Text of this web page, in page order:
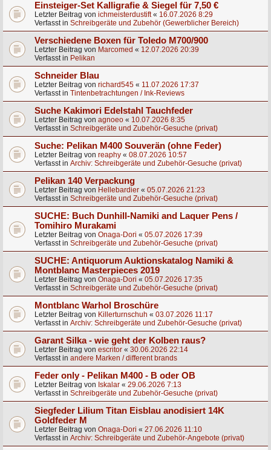
Einsteiger-Set Kalligrafie & Siegel für 7,50 €
Letzter Beitrag von ichmeisterdustift« 16.07.2026 8:29
Verfasst in Schreibgeräte und Zubehör (Gewerblicher Bereich)
Verschiedene Boxen für Toledo M700/900
Letzter Beitrag von Marcomed « 12.07.2026 20:39
Verfasst in Pelikan
Schneider Blau
Letzter Beitrag von richard545 « 11.07.2026 17:37
Verfasst in Tintenbetrachtungen / Ink-Reviews
Suche Kakimori Edelstahl Tauchfeder
Letzter Beitrag von agnoeo « 10.07.2026 8:35
Verfasst in Schreibgeräte und Zubehör-Gesuche (privat)
Suche: Pelikan M400 Souverän (ohne Feder)
Letzter Beitrag von reaphy « 08.07.2026 10:57
Verfasst in Archiv: Schreibgeräte und Zubehör-Gesuche (privat)
Pelikan 140 Verpackung
Letzter Beitrag von Hellebardier « 05.07.2026 21:23
Verfasst in Schreibgeräte und Zubehör-Gesuche (privat)
SUCHE: Buch Dunhill-Namiki and Laquer Pens /
Tomihiro Murakami
Letzter Beitrag von Onaga-Dori « 05.07.2026 17:39
Verfasst in Schreibgeräte und Zubehör-Gesuche (privat)
SUCHE: Antiquorum Auktionskatalog Namiki &
Montblanc Masterpieces 2019
Letzter Beitrag von Onaga-Dori « 05.07.2026 17:35
Verfasst in Schreibgeräte und Zubehör-Gesuche (privat)
Montblanc Warhol Broschüre
Letzter Beitrag von Killerturnschuh « 03.07.2026 11:17
Verfasst in Archiv: Schreibgeräte und Zubehör-Gesuche (privat)
Garant Silka - wie geht der Kolben raus?
Letzter Beitrag von escritor « 30.06.2026 22:14
Verfasst in andere Marken / different brands
Feder only - Pelikan M400 - B oder OB
Letzter Beitrag von Iskalar « 29.06.2026 7:13
Verfasst in Schreibgeräte und Zubehör-Gesuche (privat)
Siegfeder Lilium Titan Eisblau anodisiert 14K
Goldfeder M
Letzter Beitrag von Onaga-Dori « 27.06.2026 11:10
Verfasst in Archiv: Schreibgeräte und Zubehör-Angebote (privat)